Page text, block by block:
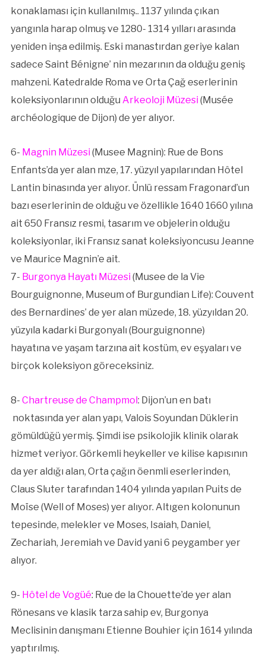
konaklaması için kullanılmış.. 1137 yılında çıkan
yangınla harap olmuş ve 1280- 1314 yılları arasında
yeniden inşa edilmiş. Eski manastırdan geriye kalan
sadece Saint Bénigne’ nin mezarının da olduğu geniş
mahzeni. Katedralde Roma ve Orta Çağ eserlerinin
koleksiyonlarının olduğu Arkeoloji Müzesi(Musée
archéologique de Dijon) de yer alıyor.
6- Magnin Müzesi(Musee Magnin): Rue de Bons
Enfants’da yer alan mze, 17. yüzyıl yapılarından Hôtel
Lantin binasında yer alıyor. Ünlü ressam Fragonard’un
bazı eserlerinin de olduğu ve özellikle 1640 1660 yılına
ait 650 Fransız resmi, tasarım ve objelerin olduğu
koleksiyonlar, iki Fransız sanat koleksiyoncusu Jeanne
ve Maurice Magnin’e ait.
7- Burgonya Hayatı Müzesi(Musee de la Vie
Bourguignonne, Museum of Burgundian Life): Couvent
des Bernardines’ de yer alan müzede, 18. yüzyıldan 20.
yüzyıla kadarki Burgonyalı (Bourguignonne)
hayatına ve yaşam tarzına ait kostüm, ev eşyaları ve
birçok koleksiyon göreceksiniz.
8- Chartreuse de Champmol : Dijon’un en batı
noktasında yer alan yapı, Valois Soyundan Düklerin
gömüldüğü yermiş. Şimdi ise psikolojik klinik olarak
hizmet veriyor. Görkemli heykeller ve kilise kapısının
da yer aldığı alan, Orta çağın öenmli eserlerinden,
Claus Sluter tarafından 1404 yılında yapılan Puits de
Moïse (Well of Moses) yer alıyor. Altıgen kolonunun
tepesinde, melekler ve Moses, Isaiah, Daniel,
Zechariah, Jeremiah ve David yani 6 peygamber yer
alıyor.
9- Hôtel de Vogüé: Rue de la Chouette’de yer alan
Rönesans ve klasik tarza sahip ev, Burgonya
Meclisinin danışmanı Etienne Bouhier için 1614 yılında
yaptırılmış.